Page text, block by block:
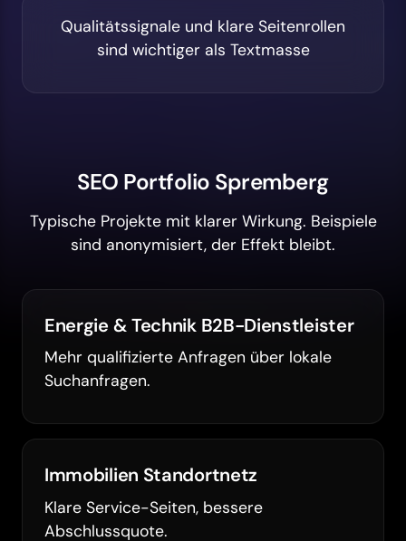
Qualitätssignale und klare Seitenrollen
sind wichtiger als Textmasse
SEO Portfolio Spremberg
Typische Projekte mit klarer Wirkung. Beispiele
sind anonymisiert, der Effekt bleibt.
Energie & Technik B2B-Dienstleister
Mehr qualifizierte Anfragen über lokale
Suchanfragen.
Immobilien Standortnetz
Klare Service-Seiten, bessere
Abschlussquote.